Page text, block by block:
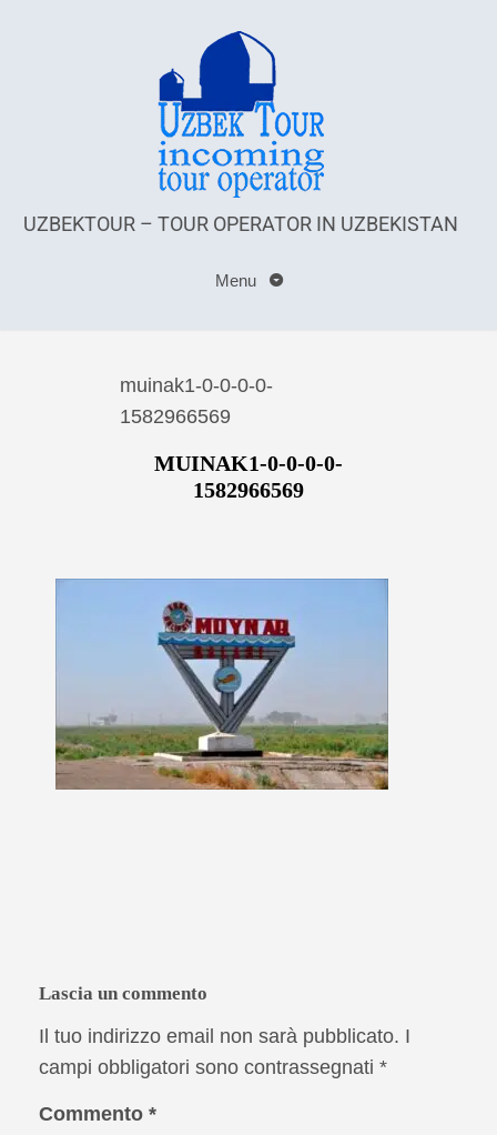
UZBEKTOUR – TOUR OPERATOR IN UZBEKISTAN
Menu
muinak1-0-0-0-0-
1582966569
MUINAK1-0-0-0-0-
1582966569
Lascia un commento
Il tuo indirizzo email non sarà pubblicato. I
campi obbligatori sono contrassegnati *
Commento *